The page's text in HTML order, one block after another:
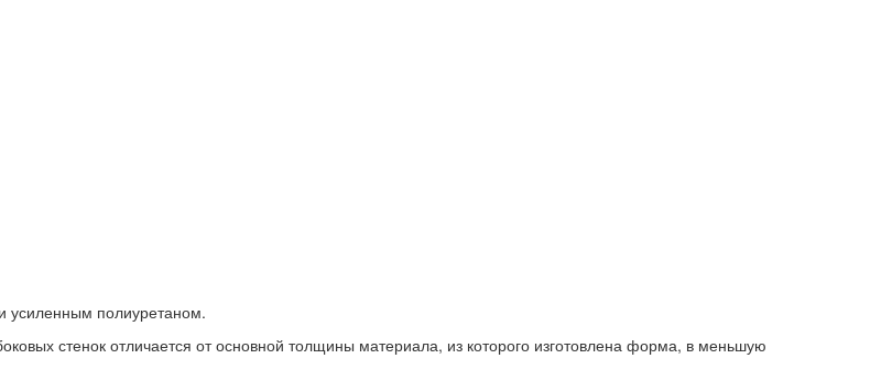
усиленным полиуретаном.
стенок отличается от основной толщины материала, из которого изготовлена форма, в меньшую